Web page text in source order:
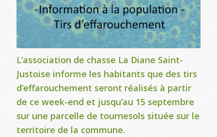
L’association de chasse La Diane Saint-
Justoise informe les habitants que des tirs
d’effarouchement seront réalisés à partir
de ce week-end et jusqu’au 15 septembre
sur une parcelle de tournesols située sur le
territoire de la commune.